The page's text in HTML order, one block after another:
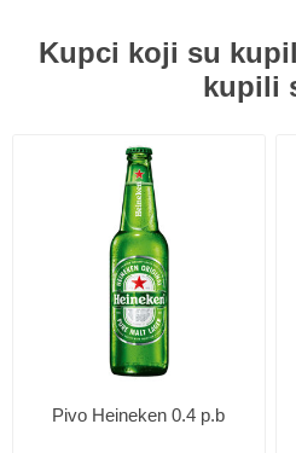
Kupci koji su
kupili
Pivo Heineken 0.4 p.b